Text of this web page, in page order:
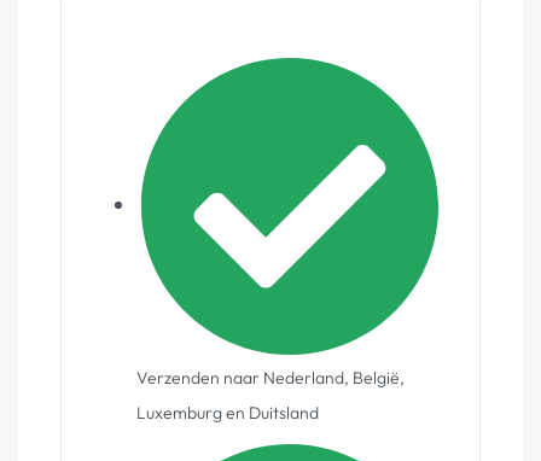
Verzenden naar Nederland, België,
Luxemburg en Duitsland